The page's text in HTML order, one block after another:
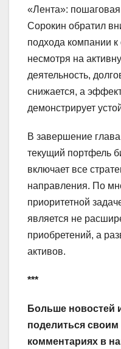
«Лента»:
Сорокин обратил
подхода компании к
несмотря на
деятельность,
снижается, а
демонстрирует
В завершение
текущий портфель
включает все
направления. По
приоритетной
является не
приобретений, а
активов.
***
Больше новостей
поделиться
комментариях в